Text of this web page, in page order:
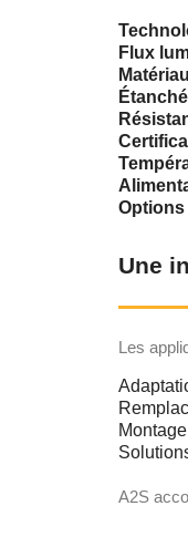
Flux
Options
Une
Les
A2S